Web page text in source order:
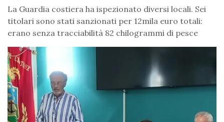
La Guardia costiera ha ispezionato diversi locali. Sei
titolari sono stati sanzionati per 12mila euro totali:
erano senza tracciabilità 82 chilogrammi di pesce